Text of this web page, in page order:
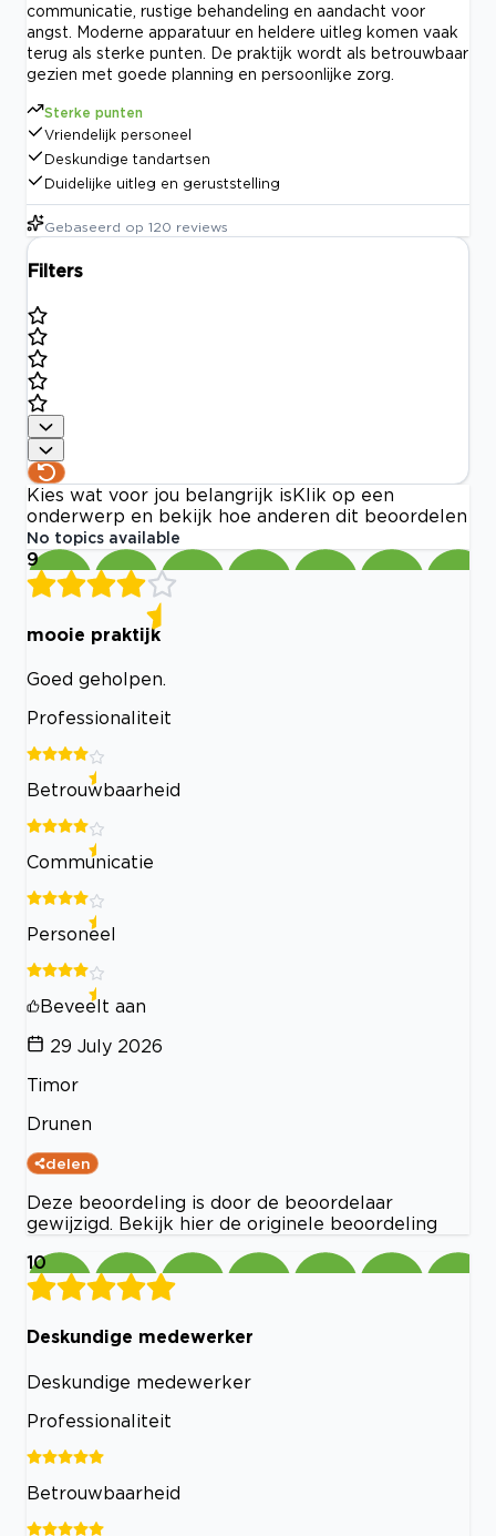
communicatie, rustige behandeling en aandacht voor
angst. Moderne apparatuur en heldere uitleg komen vaak
terug als sterke punten. De praktijk wordt als betrouwbaar
gezien met goede planning en persoonlijke zorg.
Sterke punten
Vriendelijk personeel
Deskundige tandartsen
Duidelijke uitleg en geruststelling
Gebaseerd op 120 reviews
Filters
Kies wat voor jou belangrijk is Klik op een
onderwerp en bekijk hoe anderen dit beoordelen
No topics available
9
mooie praktijk
Goed geholpen.
Professionaliteit
Betrouwbaarheid
Communicatie
Personeel
Beveelt aan
29 July 2026
Timor
Drunen
delen
Deze beoordeling is door de beoordelaar
gewijzigd. Bekijk hier de originele beoordeling
10
Deskundige medewerker
Deskundige medewerker
Professionaliteit
Betrouwbaarheid